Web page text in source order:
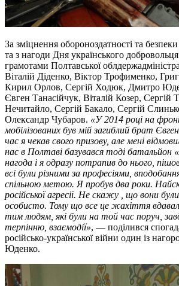
За зміцнення обороноздатності та
та з нагоди Дня українського
грамотами Полтавської
Віталій Діденко, Віктор Трофименко,
Кирил Орлов, Сергій Ходюк, Дмитро
Євген Танасійчук, Віталій Козер, Сергій
Нечитайло, Сергій Бакало, Сергій
Олександр Чубаров. «У 2014 році на
мобілізованих був мій загиблий брат
час я чекав свого призову, але мені
нас в Полтаві базувався тоді батальйон
нагода і я одразу потрапив до нього,
всі були різними за професіями,
спільною метою. Я пробув два роки.
російської агресії. Не скажу , що вони
особисто. Тому що все це жахіття
тим людям, які були на той час поруч,
терпінню, взаємодії», — поділився
російсько-української війни один із
Юденко.